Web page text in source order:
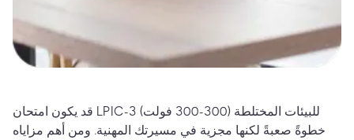
قد يكون امتحان LPIC-3 للبيئات المختلطة (300-300 فولت)
خطوةً صعبةً لكنها مجزية في مسيرتك المهنية. ومن أهم مزاياه